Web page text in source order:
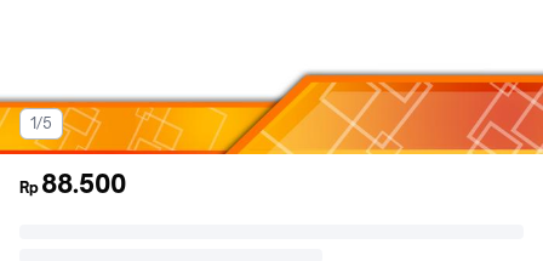
1/5
Rp 88.500